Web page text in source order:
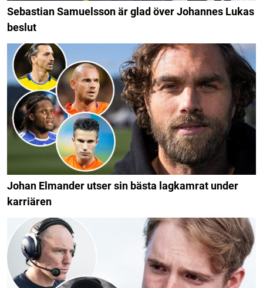
Sebastian Samuelsson är glad över Johannes Lukas
beslut
Johan Elmander utser sin bästa lagkamrat under
karriären